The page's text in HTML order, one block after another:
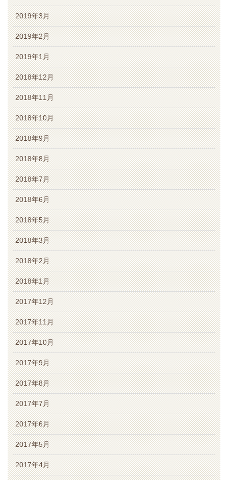
2019年3月
2019年2月
2019年1月
2018年12月
2018年11月
2018年10月
2018年9月
2018年8月
2018年7月
2018年6月
2018年5月
2018年3月
2018年2月
2018年1月
2017年12月
2017年11月
2017年10月
2017年9月
2017年8月
2017年7月
2017年6月
2017年5月
2017年4月